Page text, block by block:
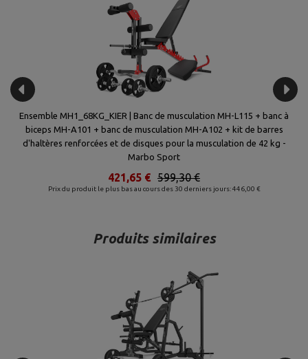
Ensemble MH1_68KG_KIER | Banc de musculation MH-L115 + banc à
biceps MH-A101 + banc de musculation MH-A102 + kit de barres
d'haltères renforcées et de disques pour la musculation de 42 kg -
Marbo Sport
Prix du produit le plus bas au cours des 30 derniers jours: 446,00 €
599,30 €
421,65 €
Produits similaires